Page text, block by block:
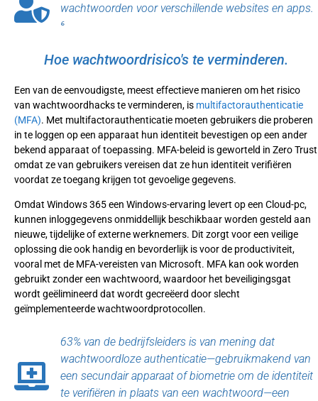
wachtwoorden voor verschillende websites en apps.
⁶
Hoe wachtwoordrisico's te verminderen.
Een van de eenvoudigste, meest effectieve manieren om het risico
van wachtwoordhacks te verminderen, is multifactorauthenticatie
(MFA). Met multifactorauthenticatie moeten gebruikers die proberen
in te loggen op een apparaat hun identiteit bevestigen op een ander
bekend apparaat of toepassing. MFA-beleid is geworteld in Zero Trust
omdat ze van gebruikers vereisen dat ze hun identiteit verifiëren
voordat ze toegang krijgen tot gevoelige gegevens.
Omdat Windows 365 een Windows-ervaring levert op een Cloud-pc,
kunnen inloggegevens onmiddellijk beschikbaar worden gesteld aan
nieuwe, tijdelijke of externe werknemers. Dit zorgt voor een veilige
oplossing die ook handig en bevorderlijk is voor de productiviteit,
vooral met de MFA-vereisten van Microsoft. MFA kan ook worden
gebruikt zonder een wachtwoord, waardoor het beveiligingsgat
wordt geëlimineerd dat wordt gecreëerd door slecht
geïmplementeerde wachtwoordprotocollen.
63% van de bedrijfsleiders is van mening dat
wachtwoordloze authenticatie—gebruikmakend van
een secundair apparaat of biometrie om de identiteit
te verifiëren in plaats van een wachtwoord—een